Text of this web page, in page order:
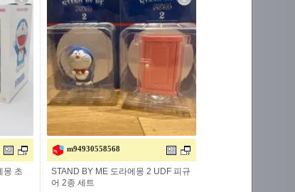
몽 초
m94930558568
STAND BY ME 도라에몽 2 UDF 피규
어 2종 세트